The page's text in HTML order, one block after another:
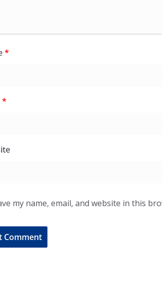
*
*
my name, email, and website in this